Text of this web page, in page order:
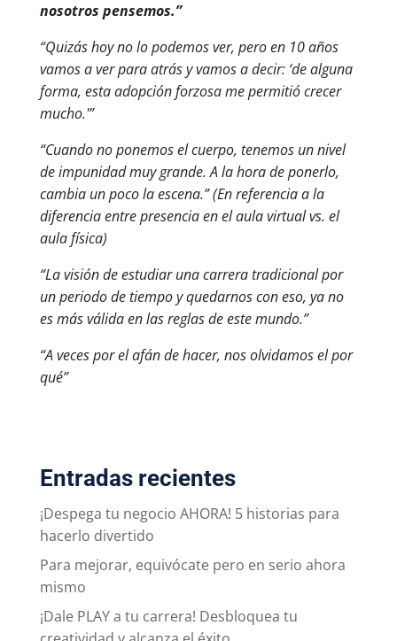
nosotros pensemos.”
“Quizás hoy no lo podemos ver, pero en 10 años
vamos a ver para atrás y vamos a decir: ‘de alguna
forma, esta adopción forzosa me permitió crecer
mucho.'”
“Cuando no ponemos el cuerpo, tenemos un nivel
de impunidad muy grande. A la hora de ponerlo,
cambia un poco la escena.” (En referencia a la
diferencia entre presencia en el aula virtual vs. el
aula física)
“La visión de estudiar una carrera tradicional por
un periodo de tiempo y quedarnos con eso, ya no
es más válida en las reglas de este mundo.”
“A veces por el afán de hacer, nos olvidamos el por
qué”
Entradas recientes
¡Despega tu negocio AHORA! 5 historias para
hacerlo divertido
Para mejorar, equivócate pero en serio ahora
mismo
¡Dale PLAY a tu carrera! Desbloquea tu